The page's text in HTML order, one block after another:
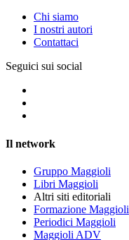
Chi siamo
I nostri autori
Contattaci
Seguici sui social
Il network
Gruppo Maggioli
Libri Maggioli
Altri siti editoriali
Formazione Maggioli
Periodici Maggioli
Maggioli ADV